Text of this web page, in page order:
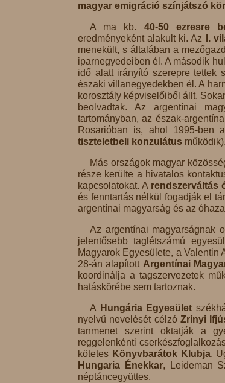
magyar emigráció színjátszó
A ma kb. 40-50 ezresre
eredményeként alakult ki. Az
I.
menekült, s általában a
iparnegyedeiben él. A második
idő alatt irányító szerepre tettek
északi villanegyedekben él. A
korosztály képviselőiből állt.
beolvadtak. Az argentínai
tartományban, az észak-
Rosarióban is, ahol 1995-ben
tiszteletbeli konzulátus működik).
Más országok magyar
része kerülte a hivatalos
kapcsolatokat. A rendszerváltás
és fenntartás nélkül fogadják el
argentínai magyarság és az
Az argentínai magyarságnak
jelentősebb taglétszámú
Magyarok Egyesülete, a
28-án alapított Argentínai
koordinálja a tagszervezetek
hatáskörébe sem tartoznak.
A Hungária Egyesület
nyelvű nevelését célzóZrínyi
tanmenet szerint oktatják a
reggelenkénti
kötetes Könyvbarátok Klubja.
Hungaria
Énekkar, Leideman
néptáncegyüttes.